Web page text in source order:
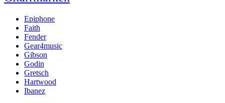
Epiphone
Faith
Fender
Gear4music
Gibson
Godin
Gretsch
Hartwood
Ibanez